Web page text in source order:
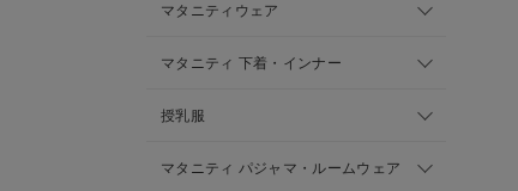
マタニティウェア
マタニティ 下着・インナー
授乳服
マタニティ パジャマ・ルームウェア